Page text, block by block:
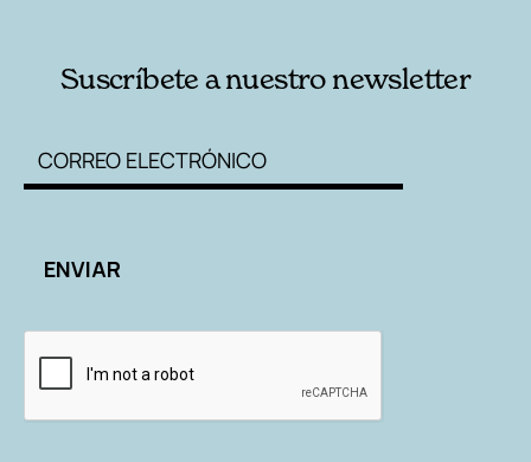
Suscríbete a nuestro newsletter